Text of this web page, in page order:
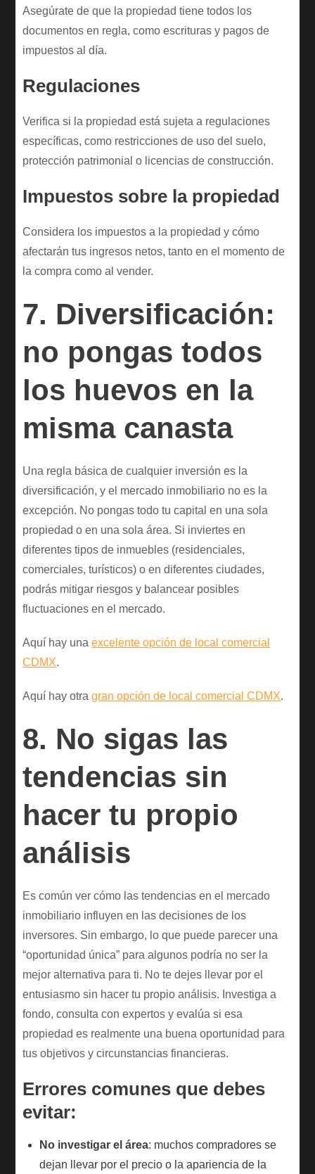
Asegúrate de que la propiedad tiene todos los
documentos en regla, como escrituras y pagos de
impuestos al día.
Regulaciones
Verifica si la propiedad está sujeta a regulaciones
específicas, como restricciones de uso del suelo,
protección patrimonial o licencias de construcción.
Impuestos sobre la propiedad
Considera los impuestos a la propiedad y cómo
afectarán tus ingresos netos, tanto en el momento de
la compra como al vender.
7. Diversificación:
no pongas todos
los huevos en la
misma canasta
Una regla básica de cualquier inversión es la
diversificación, y el mercado inmobiliario no es la
excepción. No pongas todo tu capital en una sola
propiedad o en una sola área. Si inviertes en
diferentes tipos de inmuebles (residenciales,
comerciales, turísticos) o en diferentes ciudades,
podrás mitigar riesgos y balancear posibles
fluctuaciones en el mercado.
Aquí hay unaexcelente opción de local comercial
CDMX.
Aquí hay otragran opción de local comercial CDMX.
8. No sigas las
tendencias sin
hacer tu propio
análisis
Es común ver cómo las tendencias en el mercado
inmobiliario influyen en las decisiones de los
inversores. Sin embargo, lo que puede parecer una
“oportunidad única” para algunos podría no ser la
mejor alternativa para ti. No te dejes llevar por el
entusiasmo sin hacer tu propio análisis. Investiga a
fondo, consulta con expertos y evalúa si esa
propiedad es realmente una buena oportunidad para
tus objetivos y circunstancias financieras.
Errores comunes que debes
evitar:
No investigar el área: muchos compradores se
dejan llevar por el precio o la apariencia de la